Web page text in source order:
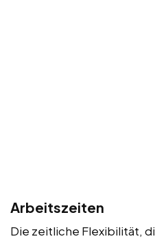
Arbeitszeiten
Die zeitliche Flexibilität,